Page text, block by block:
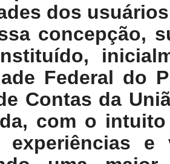
dos
concepção,
Federal do
Contas da
com o
experiências